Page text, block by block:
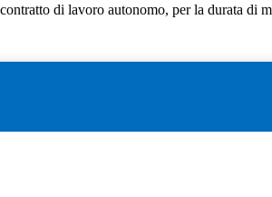
di lavoro autonomo, per la durata